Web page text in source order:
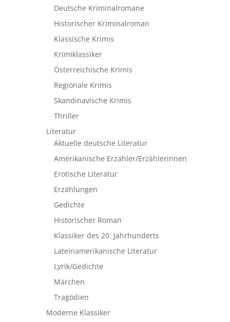
Deutsche Kriminalromane
Historischer Kriminalroman
Klassische Krimis
Krimiklassiker
Österreichische Krimis
Regionale Krimis
Skandinavische Krimis
Thriller
Literatur
Aktuelle deutsche Literatur
Amerikanische Erzähler/Erzählerinnen
Erotische Literatur
Erzählungen
Gedichte
Historischer Roman
Klassiker des 20. Jahrhunderts
Lateinamerikanische Literatur
Lyrik/Gedichte
Märchen
Tragödien
Moderne Klassiker